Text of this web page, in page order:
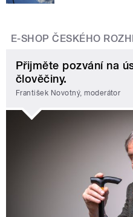
E-SHOP ČESKÉHO
Přijměte pozvání na
člověčiny.
František Novotný, moderátor